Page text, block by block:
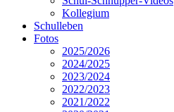
Kollegium
Schulleben
Fotos
2025/2026
2024/2025
2023/2024
2022/2023
2021/2022